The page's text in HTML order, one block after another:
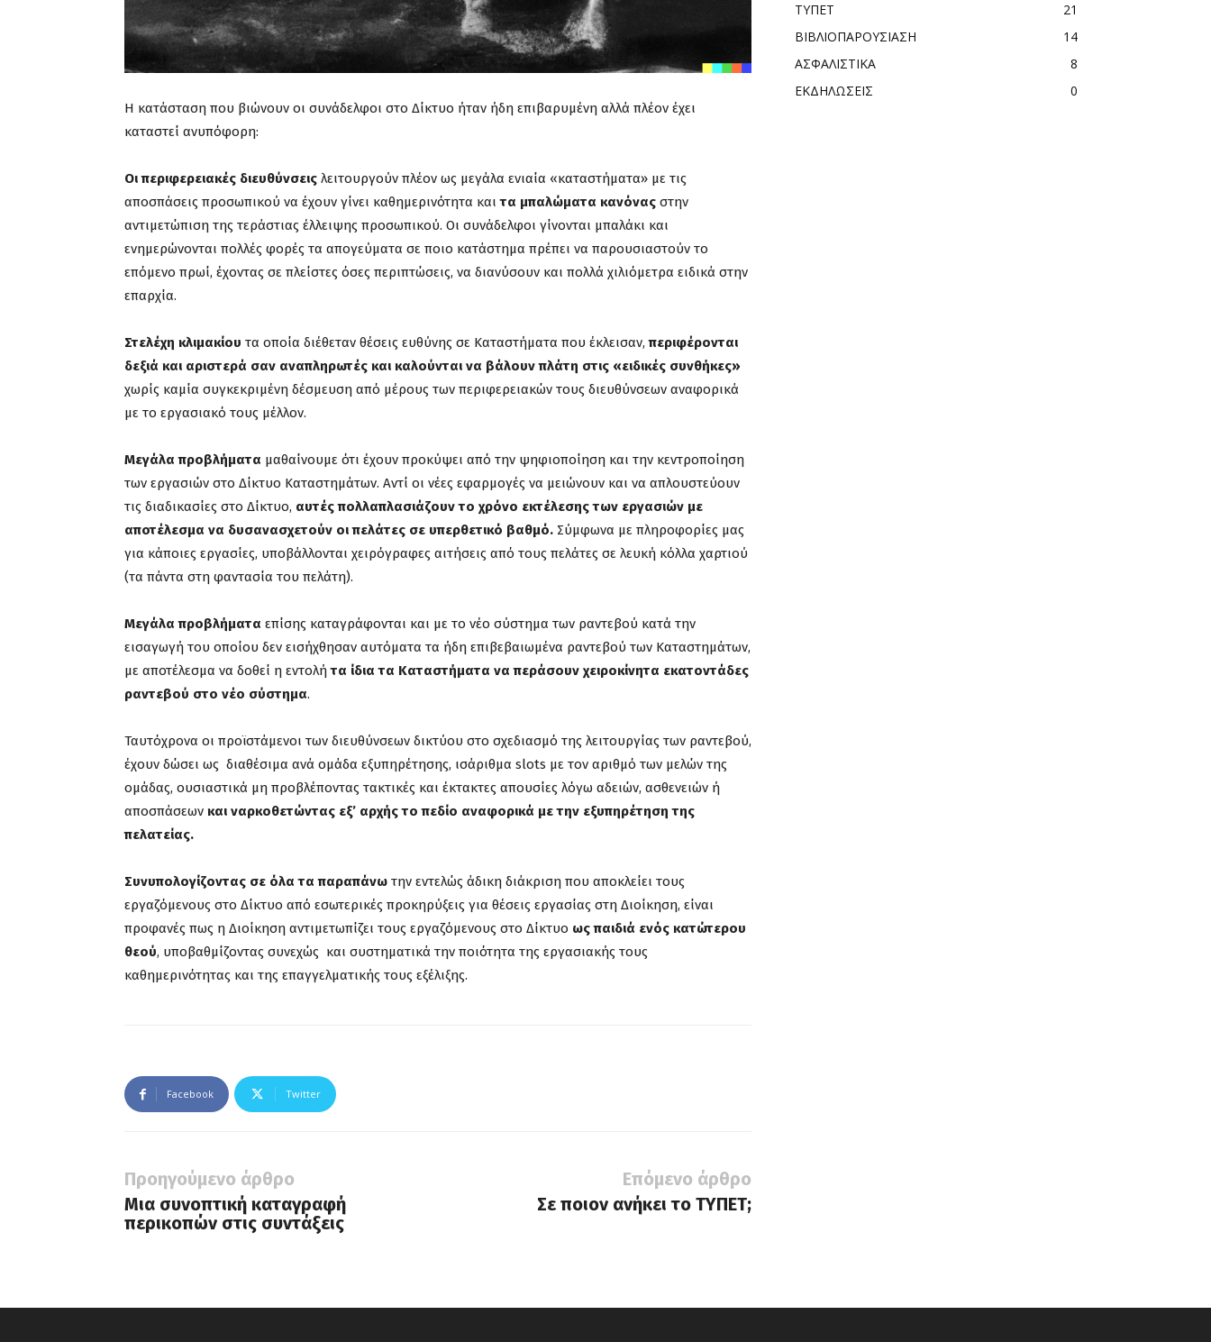
Η κατάσταση που βιώνουν οι συνάδελφοι στο Δίκτυο ήταν ήδη επιβαρυμένη αλλά πλέον έχει
καταστεί ανυπόφορη:
Οι περιφερειακές διευθύνσεις λειτουργούν πλέον ως μεγάλα ενιαία «καταστήματα» με τις
αποσπάσεις προσωπικού να έχουν γίνει καθημερινότητα καιτα μπαλώματα κανόνας στην
αντιμετώπιση της τεράστιας έλλειψης προσωπικού. Οι συνάδελφοι γίνονται μπαλάκι και
ενημερώνονται πολλές φορές τα απογεύματα σε ποιο κατάστημα πρέπει να παρουσιαστούν το
επόμενο πρωί, έχοντας σε πλείστες όσες περιπτώσεις, να διανύσουν και πολλά χιλιόμετρα ειδικά στην
επαρχία.
Στελέχη κλιμακίου τα οποία διέθεταν θέσεις ευθύνης σε Καταστήματα που έκλεισαν,περιφέρονται
δεξιά και αριστερά σαν αναπληρωτές και καλούνται να βάλουν πλάτη στις «ειδικές συνθήκες»
χωρίς καμία συγκεκριμένη δέσμευση από μέρους των περιφερειακών τους διευθύνσεων αναφορικά
με το εργασιακό τους μέλλον.
Μεγάλα προβλήματα μαθαίνουμε ότι έχουν προκύψει από την ψηφιοποίηση και την κεντροποίηση
των εργασιών στο Δίκτυο Καταστημάτων. Αντί οι νέες εφαρμογές να μειώνουν και να απλουστεύουν
τις διαδικασίες στο Δίκτυο, αυτές πολλαπλασιάζουν το χρόνο εκτέλεσης των εργασιών με
αποτέλεσμα να δυσανασχετούν οι πελάτες σε υπερθετικό βαθμό. Σύμφωνα με πληροφορίες μας
για κάποιες εργασίες, υποβάλλονται χειρόγραφες αιτήσεις από τους πελάτες σε λευκή κόλλα χαρτιού
(τα πάντα στη φαντασία του πελάτη).
Μεγάλα προβλήματα επίσης καταγράφονται και με το νέο σύστημα των ραντεβού κατά την
εισαγωγή του οποίου δεν εισήχθησαν αυτόματα τα ήδη επιβεβαιωμένα ραντεβού των Καταστημάτων,
με αποτέλεσμα να δοθεί η εντολήτα ίδια τα Καταστήματα να περάσουν χειροκίνητα εκατοντάδες
ραντεβού στο νέο σύστημα.
Ταυτόχρονα οι προϊστάμενοι των διευθύνσεων δικτύου στο σχεδιασμό της λειτουργίας των ραντεβού,
έχουν δώσει ως διαθέσιμα ανά ομάδα εξυπηρέτησης, ισάριθμα slots με τον αριθμό των μελών της
ομάδας, ουσιαστικά μη προβλέποντας τακτικές και έκτακτες απουσίες λόγω αδειών, ασθενειών ή
αποσπάσεων και ναρκοθετώντας εξ’ αρχής το πεδίο αναφορικά με την εξυπηρέτηση της
πελατείας.
Συνυπολογίζοντας σε όλα τα παραπάνω την εντελώς άδικη διάκριση που αποκλείει τους
εργαζόμενους στο Δίκτυο από εσωτερικές προκηρύξεις για θέσεις εργασίας στη Διοίκηση, είναι
προφανές πως η Διοίκηση αντιμετωπίζει τους εργαζόμενους στο Δίκτυο ως παιδιά ενός κατώτερου
θεού, υποβαθμίζοντας συνεχώς και συστηματικά την ποιότητα της εργασιακής τους
καθημερινότητας και της επαγγελματικής τους εξέλιξης.
Facebook Twitter
Προηγούμενο άρθρο
Μια συνοπτική καταγραφή
περικοπών στις συντάξεις
Επόμενο άρθρο
Σε ποιον ανήκει το ΤΥΠΕΤ;
ΤΥΠΕΤ
21
ΒΙΒΛΙΟΠΑΡΟΥΣΙΑΣΗ
14
ΑΣΦΑΛΙΣΤΙΚΑ
8
ΕΚΔΗΛΩΣΕΙΣ
0